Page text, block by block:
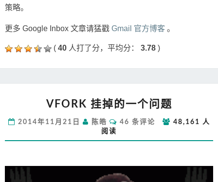
策略。
更多 Google Inbox 文章请猛戳 Gmail 官方博客 。
( 40 人打了分，平均分： 3.78 )
挂
的
一
题
VFORK 挂掉的一个问题
2014年11月21日 陈皓
评
46 条评论
48,161 人
阅读